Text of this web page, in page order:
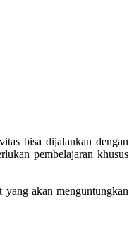
bisa dijalankan dengan
pembelajaran khusus
akan menguntungkan